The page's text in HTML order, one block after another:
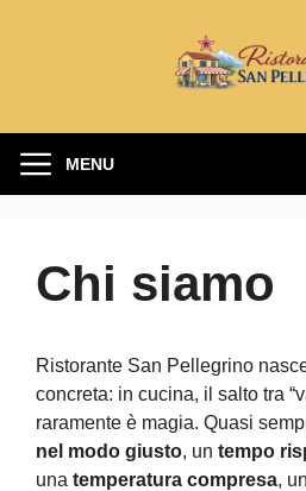
MENU
Chi siamo
Ristorante San Pellegrino
concreta: in cucina, il salto tra
raramente è magia. Quasi
nel modo giusto, un tempo
una temperatura compresa,